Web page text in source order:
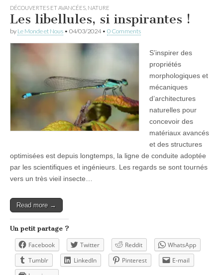
DÉCOUVERTES ET AVANCÉES NATURE
Les libellules, si inspirantes !
by Le Monde et Nous • 04/03/2024• 0 Comments
S’inspirer des
propriétés
morphologiques et
mécaniques
d’architectures
naturelles pour
concevoir des
matériaux avancés
et des structures
optimisées est depuis longtemps, la ligne de conduite adoptée
par les scientifiques et ingénieurs. Les regards se sont tournés
vers un très vieil insecte…
Read more →
Un petit partage ?
Facebook Twitter Reddit
WhatsApp
Tumblr
LinkedIn Pinterest
E-mail